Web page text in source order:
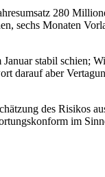
280
sechs Monaten
stabil schien;
darauf aber
des Risikos
im